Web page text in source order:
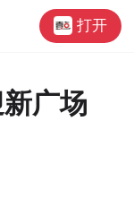
打开
广场